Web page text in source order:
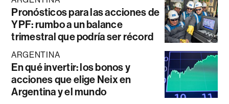
Pronósticos para las acciones de
YPF: rumbo a un balance
trimestral que podría ser récord
ARGENTINA
En qué invertir: los bonos y
acciones que elige Neix en
Argentina y el mundo